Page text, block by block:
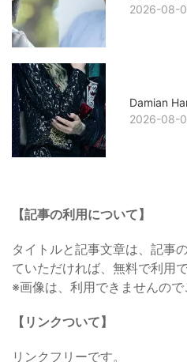
2026-08-
Damian
2026-08-
【記事の利用について】
タイトルと記事文章は、記事
ていただければ、無料で利用で
※画像は、利用できませんので
【リンクついて】
リンクフリーです。